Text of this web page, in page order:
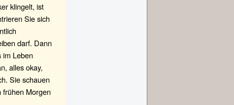
klingelt, ist
Sie sich
darf. Dann
im Leben
alles okay,
Sie schauen
frühen Morgen